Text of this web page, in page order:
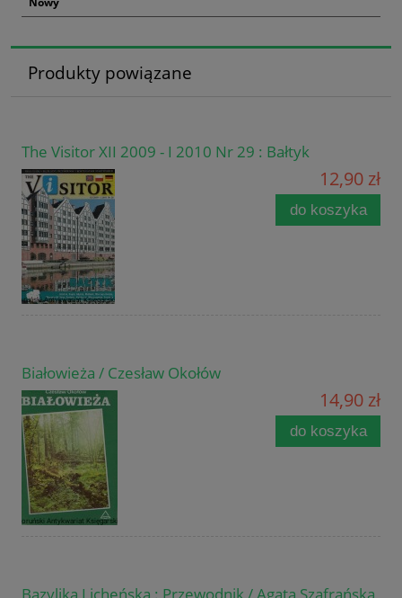
Produkty powiązane
The Visitor XII 2009 - I 2010 Nr 29 : Bałtyk
12,90 zł
do koszyka
Białowieża / Czesław Okołów
14,90 zł
do koszyka
Bazylika Licheńska : Przewodnik / Agata Szafrańska,